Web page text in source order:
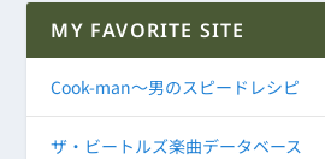
MY FAVORITE SITE
Cook-man～男のスピードレシピ
ザ・ビートルズ楽曲データベース